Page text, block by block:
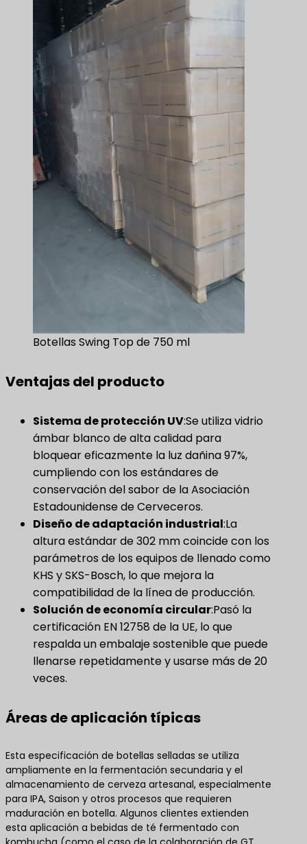
Botellas Swing Top de 750 ml
Ventajas del producto
Sistema de protección UV:Se utiliza vidrio
ámbar blanco de alta calidad para
bloquear eficazmente la luz dañina 97%,
cumpliendo con los estándares de
conservación del sabor de la Asociación
Estadounidense de Cerveceros.
Diseño de adaptación industrial:La
altura estándar de 302 mm coincide con los
parámetros de los equipos de llenado como
KHS y SKS-Bosch, lo que mejora la
compatibilidad de la línea de producción.
Solución de economía circular:Pasó la
certificación EN 12758 de la UE, lo que
respalda un embalaje sostenible que puede
llenarse repetidamente y usarse más de 20
veces.
Áreas de aplicación típicas
Esta especificación de botellas selladas se utiliza
ampliamente en la fermentación secundaria y el
almacenamiento de cerveza artesanal, especialmente
para IPA, Saison y otros procesos que requieren
maduración en botella. Algunos clientes extienden
esta aplicación a bebidas de té fermentado con